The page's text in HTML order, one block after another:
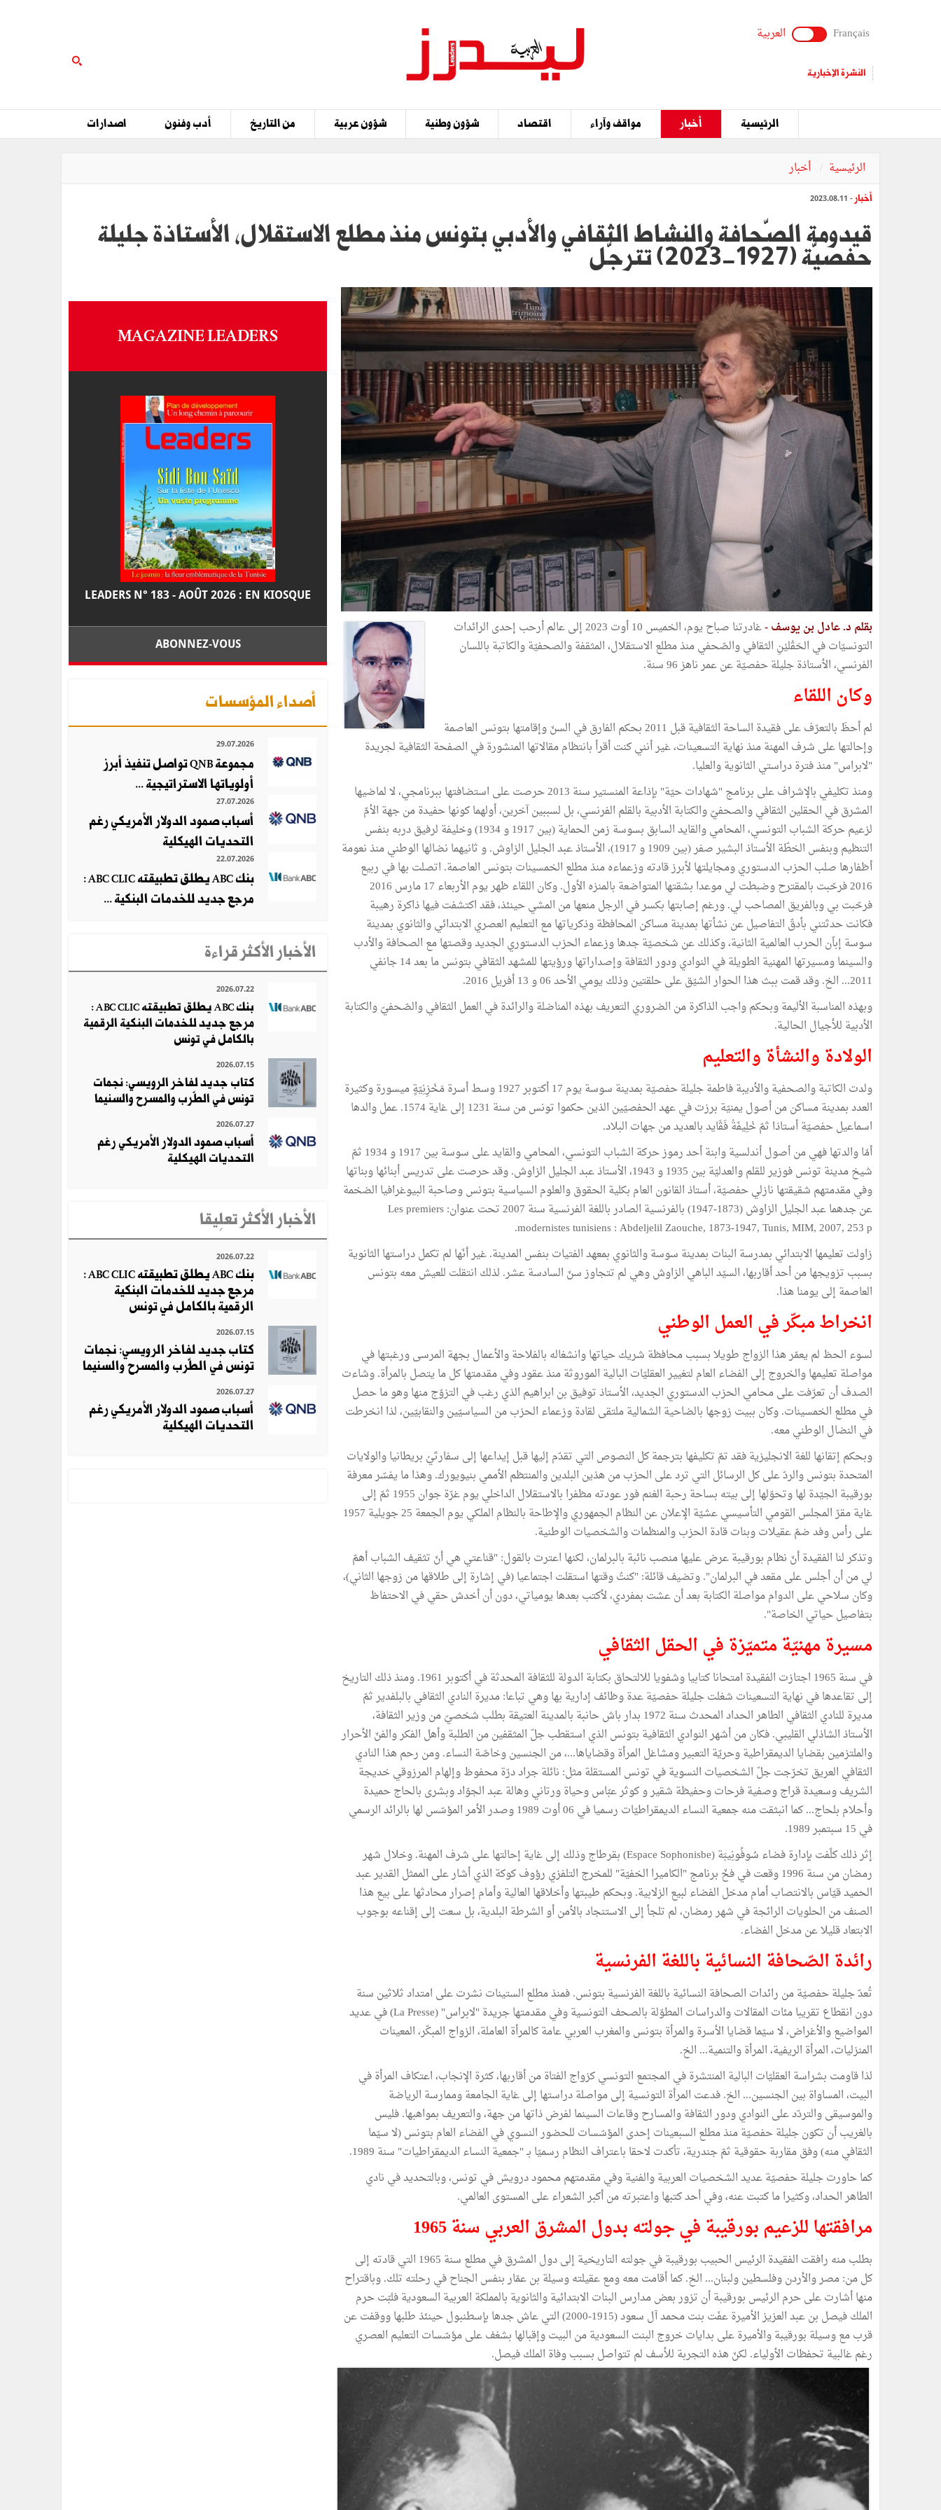
Français العربية
النشرة الإخبارية
الرئيسية أخبار مواقف وآراء اقتصاد شؤون وطنية شؤون عربية من التاريخ أدب وفنون اصدارات
الرئيسية أخبار
أخبار - 2023.08.11
قيدومة الصّحافة والنشاط الثقافي والأدبي بتونس منذ مطلع الاستقلال، الأستاذة جليلة
حفصيّة (1927-2023) تترجّل
بقلم د. عادل بن يوسف -
غادرتنا صباح يوم، الخميس 10 أوت 2023 إلى عالم أرحب إحدى الرائدات
التونسيّات في الحَقْليْنِ الثقافي والصّحفي منذ مطلع الاستقلال، المثقفة والصحفيّة والكاتبة باللسان
الفرنسي، الأستاذة جليلة حفصيّة عن عمر ناهز 96 سنة.
وكان اللقاء
لم أحظَ بالتعرّف على فقيدة الساحة الثقافية قبل 2011 بحكم الفارق في السنّ وإقامتها بتونس العاصمة
وإحالتها على شرف المهنة منذ نهاية التسعينات، غير أنني كنت أقرأ بانتظام مقالاتها المنشورة في الصفحة الثقافية لجريدة
"لابراس" منذ فترة دراستي الثانوية والعليا.
ومنذ تكليفي بالإشراف على برنامج "شهادات حيّة" بإذاعة المنستير سنة 2013 حرصت على استضافتها ببرنامجي، لا لماضيها
المشرق في الحقلين الثقافي والصحفيّ والكتابة الأدبية بالقلم الفرنسي، بل لسببين آخرين، أولهما كونها حفيدة من جهة الأمّ
لزعيم حركة الشباب التونسي، المحامي والقايد السابق بسوسة زمن الحماية (بين 1917 و 1934) وخليفة لرفيق دربه بنفس
التنظيم وبنفس الخطّة الأستاذ البشير صفر (بين 1909 و 1917)، الأستاذ عبد الجليل الزاوش. و ثانيهما نضالها الوطني منذ نعومة
أظفارها صلب الحزب الدستوري ومجايلتها لأبرز قادته وزعماءه منذ مطلع الخمسينات بتونس العاصمة. اتصلت بها في ربيع
2016 فرحّبت بالمقترح وضبطت لي موعدا بشقتها المتواضعة بالمنزه الأول. وكان اللقاء ظهر يوم الأربعاء 17 مارس 2016
فرحّبت بي وبالفريق المصاحب لي. ورغم إصابتها بكسر في الرجل منعها من المشي حينئذ، فقد اكتشفت فيها ذاكرة رهيبة
فكانت حدثتني بأدقّ التفاصيل عن نشأتها بمدينة مساكن المحافظة وذكرياتها مع التعليم العصري الابتدائي والثانوي بمدينة
سوسة إباّن الحرب العالمية الثانية، وكذلك عن شخصيّة جدها وزعماء الحزب الدستوري الجديد وقصتها مع الصحافة والأدب
والسينما ومسيرتها المهنية الطويلة في النوادي ودور الثقافة وإصداراتها ورؤيتها للمشهد الثقافي بتونس ما بعد 14 جانفي
2011... الخ. وقد قمت ببث هذا الحوار الشيّق على حلقتين وذلك يومي الأحد 06 و 13 أفريل 2016.
وبهذه المناسبة الأليمة وبحكم واجب الذاكرة من الضروري التعريف بهذه المناضلة والرائدة في العمل الثقافي والصّحفيّ والكتابة
الأدبية للأجيال الحالية.
الولادة والنشأة والتعليم
ولدت الكاتبة والصحفية والأديبة فاطمة جليلة حفصيّة بمدينة سوسة يوم 17 أكتوبر 1927 وسط أسرة مَخْزِنِيّةٍ ميسورة وكثيرة
العدد بمدينة مساكن من أصول يمنيّة برزت في عهد الحفصيّين الذين حكموا تونس من سنة 1231 إلى غاية 1574. عمل والدها
اسماعيل حفصيّة أستاذا ثمّ خْلِيفَةْ فَڤَايد بالعديد من جهات البلاد.
أمّا والدتها فهي من أصول أندلسية وابنة أحد رموز حركة الشباب التونسي، المحامي والقايد على سوسة بين 1917 و 1934 ثمّ
شيخ مدينة تونس فوزير للقلم والعدليّة بين 1935 و 1943، الأستاذ عبد الجليل الزاوش. وقد حرصت على تدريس أبنائها وبناتها
وفي مقدمتهم شقيقتها نازلي حفصيّة، أستاذ القانون العام بكلية الحقوق والعلوم السياسية بتونس وصاحبة البيوغرافيا الضخمة
عن جدهما عبد الجليل الزاوش (1873-1947) بالفرنسية الصادر باللغة الفرنسية سنة 2007 تحت عنوان: Les premiers
modernistes tunisiens : Abdeljelil Zaouche, 1873-1947, Tunis, MIM, 2007, 253 p.
زاولت تعليمها الابتدائي بمدرسة البنات بمدينة سوسة والثانوي بمعهد الفتيات بنفس المدينة. غير أنّها لم تكمل دراستها الثانوية
بسبب تزويجها من أحد أقاربها، السيّد الباهي الزاوش وهي لم تتجاوز سنّ السادسة عشر. لذلك انتقلت للعيش معه بتونس
العاصمة إلى يومنا هذا.
انخراط مبكّر في العمل الوطني
لسوء الحظ لم يعمّر هذا الزواج طويلا بسبب محافظة شريك حياتها وانشغاله بالفلاحة والأعمال بجهة المرسى ورغبتها في
مواصلة تعليمها والخروج إلى الفضاء العام لتغيير العقليّات البالية الموروثة منذ عقود وفي مقدمتها كل ما يتصل بالمرأة. وشاءت
الصدف أن تعرّفت على محامي الحزب الدستوري الجديد، الأستاذ توفيق بن ابراهيم الذي رغب في التزوّج منها وهو ما حصل
في مطلع الخمسينات. وكان ببيت زوجها بالضاحية الشمالية ملتقى لقادة وزعماء الحزب من السياسيّين والنقابيّين، لذا انخرطت
في النضال الوطني معه.
وبحكم إتقانها للغة الانجليزية فقد تمّ تكليفها بترجمة كل النصوص التي تقدّم إليها قبل إيداعها إلى سفارتَيْ بريطانيا والولايات
المتحدة بتونس والردّ على كل الرسائل التي ترد على الحزب من هذين البلدين والمنتظم الأممي بنيويورك. وهذا ما يفسّر معرفة
بورقيبة الجيّدة لها وتحوّلها إلى بيته بساحة رحبة الغنم فور عودته مظفرا بالاستقلال الداخلي يوم غرّة جوان 1955 ثمّ إلى
غاية مقرّ المجلس القومي التأسيسي عشيّة الإعلان عن النظام الجمهوري والإطاحة بالنظام الملكي يوم الجمعة 25 جويلية 1957
على رأس وفد ضمّ عقيلات وبنات قادة الحزب والمنظمات والشخصيات الوطنية.
وتذكر لنا الفقيدة أنّ نظام بورقيبة عرض عليها منصب نائبة بالبرلمان، لكنها اعترت بالقول: "قناعتي هي أنّ تثقيف الشباب أهمّ
لي من أن أجلس على مقعد في البرلمان". وتضيف قائلة: "كنتُ وقتها استقلت اجتماعيا (في إشارة إلى طلاقها من زوجها الثاني)،
وكان سلاحي على الدوام مواصلة الكتابة بعد أن عشت بمفردي، لأكتب بعدها يومياتي، دون أن أخدش حقي في الاحتفاظ
بتفاصيل حياتي الخاصة".
مسيرة مهنيّة متميّزة في الحقل الثقافي
في سنة 1965 اجتازت الفقيدة امتحانا كتابيا وشفويا للالتحاق بكتابة الدولة للثقافة المحدثة في أكتوبر 1961. ومنذ ذلك التاريخ
إلى تقاعدها في نهاية التسعينات شغلت جليلة حفصيّة عدة وظائف إدارية بها وهي تباعا: مديرة النادي الثقافي بالبلفدير ثمّ
مديرة للنادي الثقافي الطاهر الحداد المحدث سنة 1972 بدار باش حانبة بالمدينة العتيقة بطلب شخصيّ من وزير الثقافة،
الأستاذ الشاذلي القليبي. فكان من أشهر النوادي الثقافية بتونس الذي استقطب جلّ المثقفين من الطلبة وأهل الفكر والفنّ الأحرار
والملتزمين بقضايا الديمقراطية وحريّة التعبير ومشاغل المرأة وقضاياها...، من الجنسين وخاصّة النساء. ومن رحم هذا النادي
الثقافي العريق تخرّجت جلّ الشخصيات النسوية في تونس المستقلة مثل: نائلة جراد درّة محفوظ وإلهام المرزوقي خديجة
الشريف وسعيدة قراج وصفية فرحات وحفيظة شقير و كوثر عبّاس وحياة ورتاني وهالة عبد الجوّاد وبشرى بالحاج حميدة
وأحلام بلحاج... كما انبثقت منه جمعية النساء الديمقراطيّات رسميا في 06 أوت 1989 وصدر الأمر المؤسّس لها بالرائد الرسمي
في 15 سبتمبر 1989.
إثر ذلك كلّفت بإدارة فضاء سُوفُونِيبَة (Espace Sophonisbe) بقرطاج وذلك إلى غاية إحالتها على شرف المهنة. وخلال شهر
رمضان من سنة 1996 وقعت في فخّ برنامج "الكاميرا الخفيّة" للمخرج التلفزي رؤوف كوكة الذي أشار على الممثل القدير عبد
الحميد قيّاس بالانتصاب أمام مدخل الفضاء لبيع الزلابية. وبحكم طيبتها وأخلاقها العالية وأمام إصرار محادثها على بيع هذا
الصنف من الحلويات الرائجة في شهر رمضان، لم تلجأ إلى الاستنجاد بالأمن أو الشرطة البلدية، بل سعت إلى إقناعه بوجوب
الابتعاد قليلا عن مدخل الفضاء.
رائدة الصّحافة النسائية باللغة الفرنسية
تُعدّ جليلة حفصيّة من رائدات الصحافة النسائية باللغة الفرنسية بتونس. فمنذ مطلع الستينات نشرت على امتداد ثلاثين سنة
دون انقطاع تقريبا مئات المقالات والدراسات المطوّلة بالصحف التونسية وفي مقدمتها جريدة "لابراس" (La Presse) في عديد
المواضيع والأغراض، لا سيّما قضايا الأسرة والمرأة بتونس والمغرب العربي عامة كالمرأة العاملة، الزواج المبكّر، المعينات
المنزليات، المرأة الريفية، المرأة والتنمية... الخ.
لذا قاومت بشراسة العقليّات البالية المنتشرة في المجتمع التونسي كزواج الفتاة من أقاربها، كثرة الإنجاب، اعتكاف المرأة في
البيت، المساواة بين الجنسين... الخ. فدعت المرأة التونسية إلى مواصلة دراستها إلى غاية الجامعة وممارسة الرياضة
والموسيقى والتردّد على النوادي ودور الثقافة والمسارح وقاعات السينما لفرض ذاتها من جهة، والتعريف بمواهبها. فليس
بالغريب أن تكون جليلة حفصيّة منذ مطلع السبعينات إحدى المؤسّسات للحضور النسوي في الفضاء العام بتونس (لا سيّما
الثقافي منه) وفق مقاربة حقوقية ثمّ جندرية، تأكدت لاحقا باعتراف النظام رسميّا بـ "جمعية النساء الديمقراطيات" سنة 1989.
كما حاورت جليلة حفصيّة عديد الشخصيات العربية والفنية وفي مقدمتهم محمود درويش في تونس، وبالتحديد في نادي
الطاهر الحداد، وكثيرا ما كتبت عنه، وفي أحد كتبها واعتبرته من أكبر الشعراء على المستوى العالمي.
مرافقتها للزعيم بورقيبة في جولته بدول المشرق العربي سنة 1965
بطلب منه رافقت الفقيدة الرئيس الحبيب بورقيبة في جولته التاريخية إلى دول المشرق في مطلع سنة 1965 التي قادته إلى
كل من: مصر والأردن وفلسطين ولبنان... الخ. كما أقامت معه ومع عقيلته وسيلة بن عمّار بنفس الجناح في رحلته تلك. وباقتراح
منها أشارت على حرم الرئيس بورقيبة أن تزور بعض مدارس البنات الابتدائية والثانوية بالمملكة العربية السعودية فلبّت حرم
الملك فيصل بن عبد العزيز الأميرة عفَت بنت محمد آل سعود (1915-2000) التي عاش جدها بإسطنبول حينئذ طلبها ووقفت عن
قرب مع وسيلة بورقيبة والأميرة على بدايات خروج البنت السعودية من البيت وإقبالها بشغف على مؤسّسات التعليم العصري
رغم غالبية تحفظات الأولياء. لكنّ هذه التجربة للأسف لم تتواصل بسبب وفاة الملك فيصل.
MAGAZINE LEADERS
LEADERS N° 183 - AOÛT 2026 : EN KIOSQUE
ABONNEZ-VOUS
أصداء المؤسسات
29.07.2026
مجموعة QNB تواصل تنفيذ أبرز
أولوياتها الاستراتيجية ...
27.07.2026
أسباب صمود الدولار الأمريكي رغم
التحديات الهيكلية
22.07.2026
بنك ABC يطلق تطبيقته ABC CLIC :
مرجع جديد للخدمات البنكية ...
الأخبار الأكثر قراءة
2026.07.22
بنك ABC يطلق تطبيقته ABC CLIC :
مرجع جديد للخدمات البنكية الرقمية
بالكامل في تونس
2026.07.15
كتاب جديد لفاخر الرويسي: نجمات
تونس في الطّرب والمسرح والسنيما
2026.07.27
أسباب صمود الدولار الأمريكي رغم
التحديات الهيكلية
الأخبار الأكثر تعلِيقا
2026.07.22
بنك ABC يطلق تطبيقته ABC CLIC :
مرجع جديد للخدمات البنكية
الرقمية بالكامل في تونس
2026.07.15
كتاب جديد لفاخر الرويسي: نجمات
تونس في الطّرب والمسرح والسنيما
2026.07.27
أسباب صمود الدولار الأمريكي رغم
التحديات الهيكلية